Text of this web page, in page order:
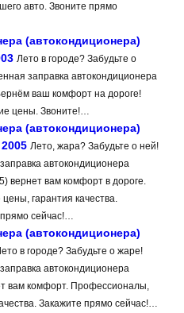
авто. Звоните прямо
(автокондиционера)
Лето в городе? Забудьте о
заправка автокондиционера
ваш комфорт на дороге!
цены. Звоните!…
(автокондиционера)
Лето, жара? Забудьте о ней!
автокондиционера
вернет вам комфорт в дороге.
гарантия качества.
сейчас!…
(автокондиционера)
в городе? Забудьте о жаре!
автокондиционера
вам комфорт. Профессионалы,
Закажите прямо сейчас!…